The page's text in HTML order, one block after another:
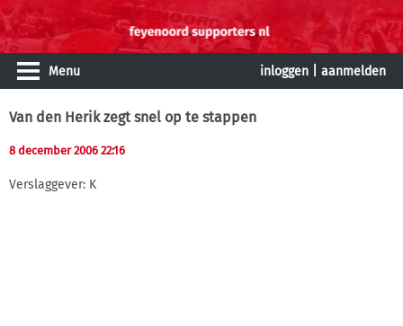
Menu inloggen aanmelden
Van den Herik zegt snel op te stappen
8 december 2006 22:16
Verslaggever: K